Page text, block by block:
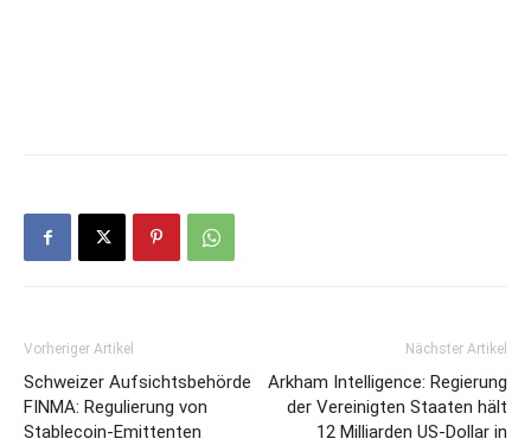
Vorheriger Artikel
Schweizer Aufsichtsbehörde
FINMA: Regulierung von
Stablecoin-Emittenten
Nächster Artikel
Arkham Intelligence: Regierung
der Vereinigten Staaten hält
12 Milliarden US-Dollar in